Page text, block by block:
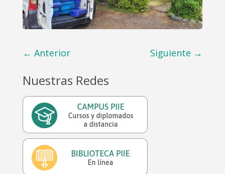
← Anterior Siguiente →
Nuestras Redes